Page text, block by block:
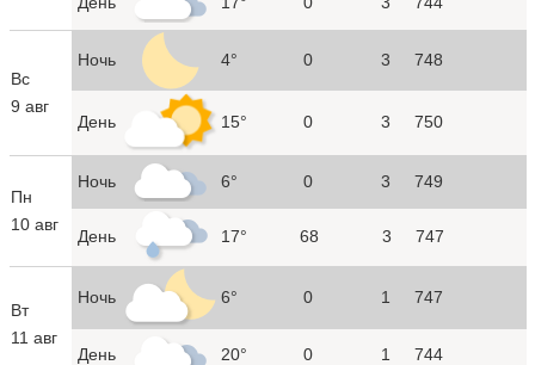
Вс
9 авг
Ночь 4° 0 3 748
День 15° 0 3 750
Пн
10 авг
Ночь 6° 0 3 749
День 17° 68 3 747
Вт
11 авг
Ночь 6° 0 1 747
День 20° 0 1 744